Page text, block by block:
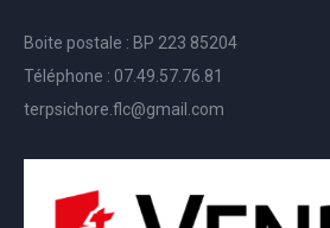
Boite postale : BP 223 85204
Téléphone : 07.49.57.76.81
terpsichore.flc@gmail.com